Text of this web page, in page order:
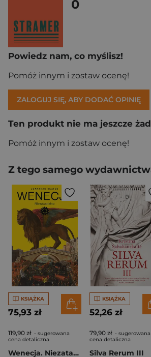
0
Powiedz nam, co myślisz!
Pomóż innym i zostaw ocenę!
ZALOGUJ SIĘ, ABY DODAĆ OPINIĘ
Ten produkt nie ma jeszcze
Pomóż innym i zostaw ocenę!
Z tego samego
KSIĄŻKA
75,93 zł
119,90 zł - sugerowana
cena detaliczna
Wenecja. Niezatapialna
KSIĄŻKA
52,26 zł
79,90 zł - sugerowana
cena detaliczna
Silva Rerum III